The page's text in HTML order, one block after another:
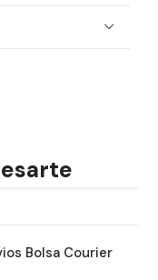
Bolsa Courier